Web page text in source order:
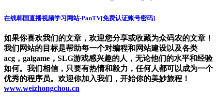
在线韩国直播视频学习网站-PanTV[免费认证账号密码]
如果你喜欢我们的文章，欢迎您分享或收藏为众码农的文章！
我们网站的目标是帮助每一个对编程和网站建设以及各类
acg，galgame，SLG游戏感兴趣的人，无论他们的水平和经验
如何。我们相信，只要有热情和毅力，任何人都可以成为一个
优秀的程序员。欢迎你加入我们，开始你的美妙旅程！
www.weizhongchou.cn